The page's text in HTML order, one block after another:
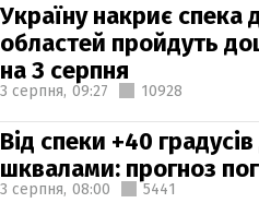
Україну накриє спека
областей пройдуть
на 3 серпня
3 серпня, 09:27 10928
Від спеки +40
шквалами: прогноз
3 серпня, 08:00 5441